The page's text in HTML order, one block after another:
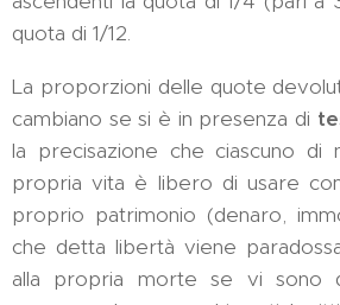
quota di 1/12.
La proporzioni delle quote
cambiano se si è in presenza di
la precisazione che ciascuno di
propria vita è libero di usare
proprio patrimonio (denaro,
che detta libertà viene
alla propria morte se vi sono